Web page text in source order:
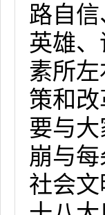
路自
英雄
素所
策和
要与
崩与
社会